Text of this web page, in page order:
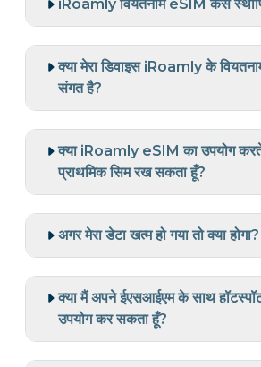
iRoamly वियतनाम eSIM कैसे
क्या मेरा डिवाइस iRoamly के
संगत है?
क्या iRoamly eSIM का उपयोग
प्राथमिक सिम रख सकता हूँ?
अगर मेरा डेटा खत्म हो गया तो क्या होगा?
क्या मैं अपने ईएसआईएम के साथ
उपयोग कर सकता हूँ?